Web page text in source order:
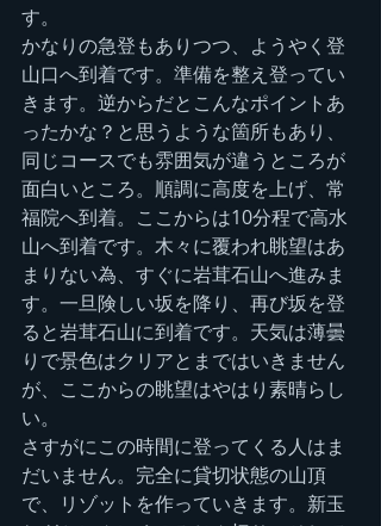
す。
かなりの急登もありつつ、ようやく登
山口へ到着です。準備を整え登ってい
きます。逆からだとこんなポイントあ
ったかな？と思うような箇所もあり、
同じコースでも雰囲気が違うところが
面白いところ。順調に高度を上げ、常
福院へ到着。ここからは10分程で高水
山へ到着です。木々に覆われ眺望はあ
まりない為、すぐに岩茸石山へ進みま
す。一旦険しい坂を降り、再び坂を登
ると岩茸石山に到着です。天気は薄曇
りで景色はクリアとまではいきません
が、ここからの眺望はやはり素晴らし
い。
さすがにこの時間に登ってくる人はま
だいません。完全に貸切状態の山頂
で、リゾットを作っていきます。新玉